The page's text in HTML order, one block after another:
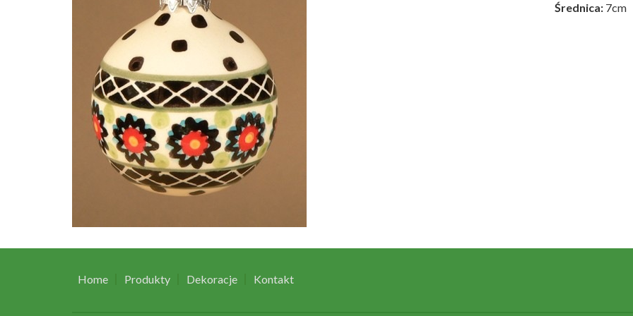
Średnica: 7cm
Home Produkty Dekoracje Kontakt